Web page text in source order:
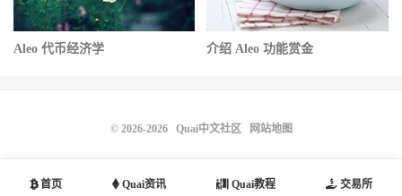
Aleo 代币经济学 介绍 Aleo 功能赏金
首页 Quai资讯 Quai教程 交易所
© 2026-2026 Quai中文社区 网站地图